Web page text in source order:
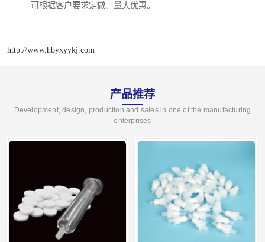
可根据客户要求定做。量大优惠。
http://www.hbyxyykj.com
产品推荐
Development, design, production and sales in one of the manufacturing
enterprises